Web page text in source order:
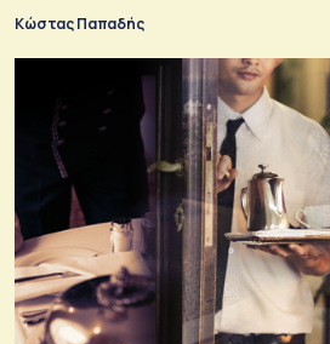
Κώστας Παπαδής